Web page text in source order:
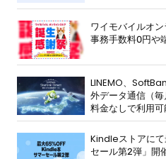
ワイモバイルオ
事務手数料0円や
LINEMO、
外データ通信（
料金なしで利用可
Kindleストアに
セール第2弾」開